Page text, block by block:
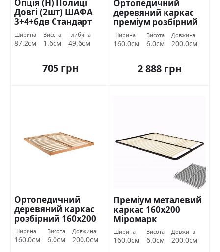
Опція (Н) Полиці
Довгі (2шт) ШАФА
3+4+6дв Стандарт
Ширина
87.2см
Висота
1.6см
Глибина
49.6см
705 грн
Ортопедичний
деревяний каркас
преміум розбірний
160х200 Міромарк
Ширина
160.0см
Висота
6.0см
Довжина
200.0см
2 888 грн
Ортопедичний
деревяний каркас
розбірний 160х200
Міромарк
Ширина
160.0см
Висота
6.0см
Довжина
200.0см
Преміум металевий
каркас 160х200
Міромарк
Ширина
160.0см
Висота
6.0см
Довжина
200.0см